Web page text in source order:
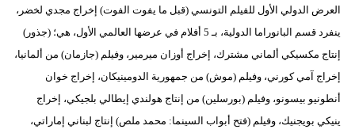
العرض الدولي الأول للفيلم التونسي (قبل ما يفوت الفوت) إخراج مجدي لخضر،
ينفرد قسم البانوراما الدولية، بـ 5 أفلام في عرضها العالمي الأول، هي؛ (جذور)
إنتاج مكسيكي ألماني مشترك، إخراج أوزان ميرمير، وفيلم (جازمان) من ألمانيا،
إخراج آمي كورني، وفيلم (موش) من جمهورية الدومينيكان، إخراج خوان
أنطونيو بيسونو، وفيلم (بورسلين) من إنتاج هولندي إيطالي بلجيكي، إخراج
ينيكي بويجنيك، وفيلم (فتح أبواب السينما: محمد ملص) إنتاج لبناني إماراتي،